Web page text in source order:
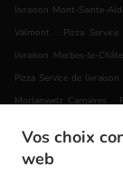
Vos choix
web
livraison Mont-Sainte-
Valmont
. Pizza
livraison Merbes-le-
Pizza Service de
Morlanwelz Carnières
.
Saint-Pierre . Pizza
lez-Herlaimont Carnières